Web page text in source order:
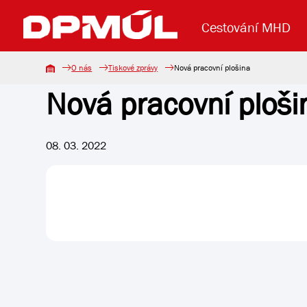
Cestování MHD
Uzavření mostu Dr. E. Beneše Koupit
Lanová dráha Reklama
Základní údaje Aktuality
O nás Tiskové zprávy Nová pracovní plošina
Nová pracovní
08. 03. 2022